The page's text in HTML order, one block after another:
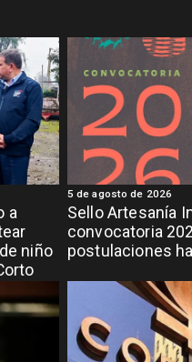
a
niño
Sello Artesanía
convocatoria
postulaciones
5 de agosto de 2026